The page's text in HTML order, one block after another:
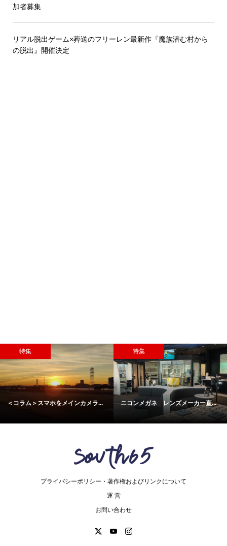
加者募集
リアル脱出ゲーム×葬送のフリーレン最新作『魔族潜む村から
の脱出』開催決定
特集
＜コラム＞スマホをメインカメラ...
特集
ニコンメガネ レンズメーカー直...
プライバシーポリシー・著作権およびリンクについて
運 営
お問い合わせ